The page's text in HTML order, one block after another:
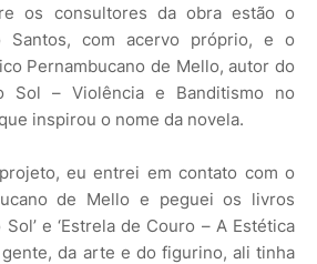
os consultores da obra estão o
Santos, com acervo próprio, e o
Pernambucano de Mello, autor do
Sol – Violência e Banditismo no
inspirou o nome da novela.
eu entrei em contato com o
de Mello e peguei os livros
e ‘Estrela de Couro – A Estética
gente, da arte e do figurino, ali tinha